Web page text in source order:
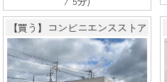
【買う】コンビニエンスストア